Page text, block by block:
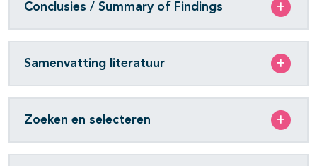
Conclusies / Summary of Findings
Samenvatting literatuur
Zoeken en selecteren